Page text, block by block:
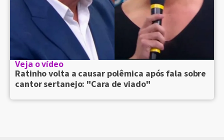
Veja o vídeo
Ratinho volta a causar polêmica após fala sobre
cantor sertanejo: "Cara de viado"